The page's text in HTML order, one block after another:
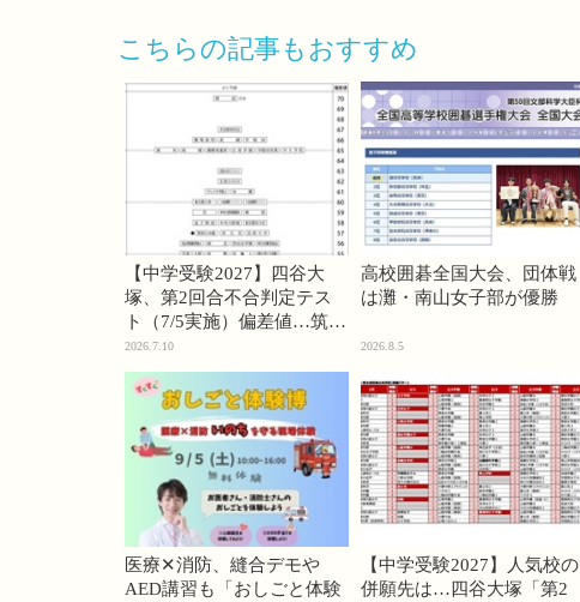
こちらの記事もおすすめ
【中学受験2027】四谷大
塚、第2回合不合判定テス
ト（7/5実施）偏差値…筑駒
74・桜蔭70＜PR＞
2026.7.10
高校囲碁全国大会、団体戦
は灘・南山女子部が優勝
2026.8.5
医療✕消防、縫合デモや
AED講習も「おしごと体験
【中学受験2027】人気校の
併願先は…四谷大塚「第2